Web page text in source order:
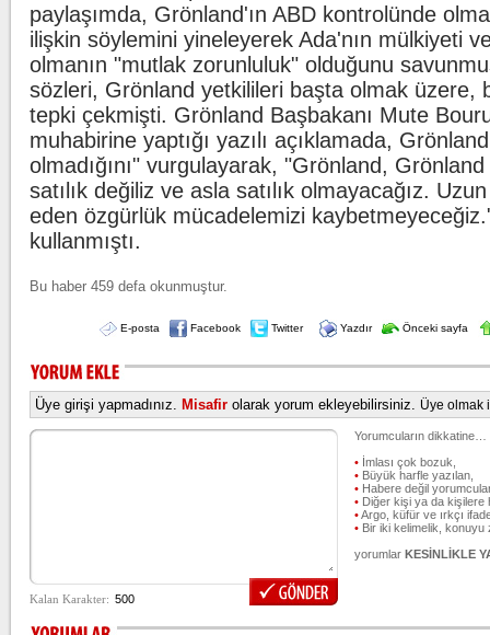
paylaşımda, Grönland'ın ABD kontrolünde
ilişkin söylemini yineleyerek Ada'nın mülkiyeti
olmanın "mutlak zorunluluk" olduğunu
sözleri, Grönland yetkilileri başta olmak üzere,
tepki çekmişti. Grönland Başbakanı Mute
muhabirine yaptığı yazılı açıklamada,
olmadığını" vurgulayarak, "Grönland,
satılık değiliz ve asla satılık olmayacağız.
eden özgürlük mücadelemizi
kullanmıştı.
Bu haber 459 defa okunmuştur.
E-posta Facebook Twitter Yazdır Önceki sayfa
Üye girişi yapmadınız. Misafir olarak yorum ekleyebilirsiniz. Üye olmak
Yorumcuların dikkatine…
• İmlası çok bozuk,
• Büyük harfle yazılan,
• Habere değil
• Diğer kişi ya da kişilere
•Argo, küfür ve ırkçı
• Bir iki kelimelik, konuyu
yorumlar KESİNLİKLE